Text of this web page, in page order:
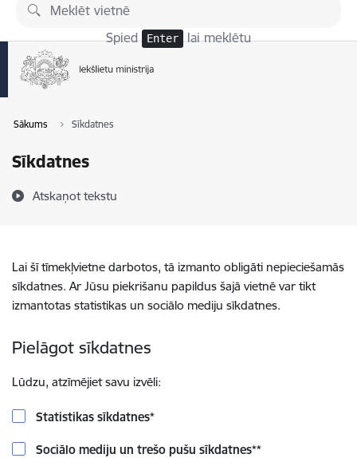
Pāriet uz lapas saturu
Spied Enter lai meklētu
Sākums Sīkdatnes
Sīkdatnes
Atskaņot tekstu
Lai šī tīmekļvietne darbotos, tā izmanto obligāti nepieciešamās
sīkdatnes. Ar Jūsu piekrišanu papildus šajā vietnē var tikt
izmantotas statistikas un sociālo mediju sīkdatnes.
Pielāgot sīkdatnes
Lūdzu, atzīmējiet savu izvēli:
Statistikas sīkdatnes*
Sociālo mediju un trešo pušu sīkdatnes**